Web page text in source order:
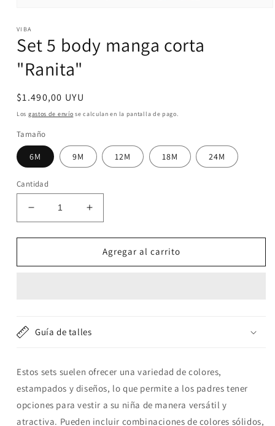
multimedia
1
en
ventana
modal
VIBA
Set 5 body manga corta
"Ranita"
Precio
habitual
$1.490,00 UYU
Los gastos de envío se calculan en la pantalla de pago.
Tamaño
6M 9M 12M 18M 24M
Cantidad
Reducir
cantidad
para
5
Aumentar
cantidad
para
Set
5
Agregar al carrito
Guía de talles
Estos sets suelen ofrecer una variedad de colores,
estampados y diseños, lo que permite a los padres tener
opciones para vestir a su niña de manera versátil y
atractiva. Pueden incluir combinaciones de colores sólidos,